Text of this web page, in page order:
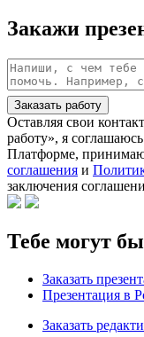
Закажи
Заказать работу
Оставляя свои
работу», я
Платформе,
соглашения и
заключения
Тебе могут
Заказать
Презентация в
Заказать